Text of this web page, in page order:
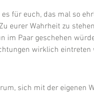
für euch, das mal so
eurer Wahrheit zu
im Paar geschehen
wirklich eintreten
sich mit der eigenen